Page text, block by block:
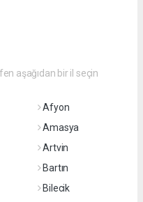
aşağıdan bir il seçin
Afyon
Amasya
Artvin
Bartın
Bilecik